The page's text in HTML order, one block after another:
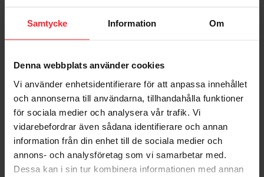
Samtycke Information Om
Denna webbplats använder cookies
Vi använder enhetsidentifierare för att anpassa innehållet
och annonserna till användarna, tillhandahålla funktioner
för sociala medier och analysera vår trafik. Vi
vidarebefordrar även sådana identifierare och annan
information från din enhet till de sociala medier och
annons- och analysföretag som vi samarbetar med.
Dessa kan i sin tur kombinera informationen med annan
Kile 9113 Plast Gul,
150x45x25mm, 8stk,
Habo 32409
38 DKK